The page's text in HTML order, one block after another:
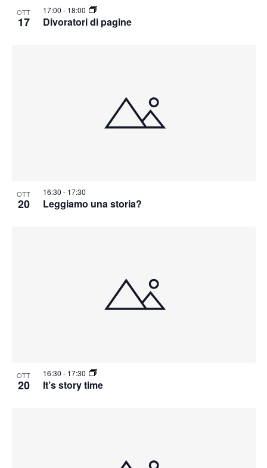
OTT
17 Divoratori di pagine
17:00 - 18:00
OTT
20 Leggiamo una storia?
16:30 - 17:30
OTT
20 It’s story time
16:30 - 17:30